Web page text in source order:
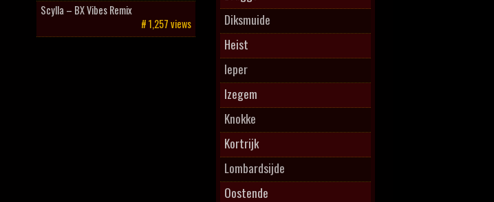
Scylla – BX Vibes Remix
# 1,257 views
Diksmuide
Heist
Ieper
Izegem
Knokke
Kortrijk
Lombardsijde
Oostende